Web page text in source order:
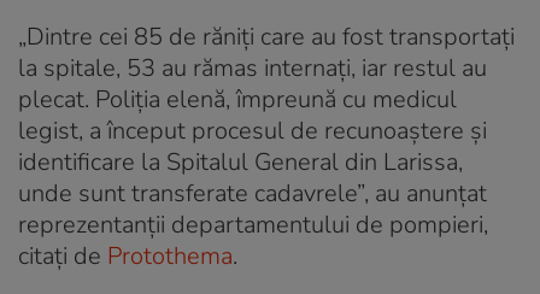
„Dintre cei 85 de răniți care au fost transportați
la spitale, 53 au rămas internați, iar restul au
plecat. Poliția elenă, împreună cu medicul
legist, a început procesul de recunoaștere și
identificare la Spitalul General din Larissa,
unde sunt transferate cadavrele”, au anunțat
reprezentanții departamentului de pompieri,
citați de Protothema.